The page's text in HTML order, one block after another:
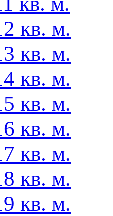
кв. м.
кв. м.
кв. м.
кв. м.
кв. м.
кв. м.
кв. м.
кв. м.